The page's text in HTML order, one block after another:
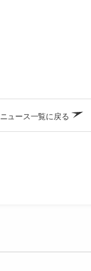
ニュース一覧に戻る